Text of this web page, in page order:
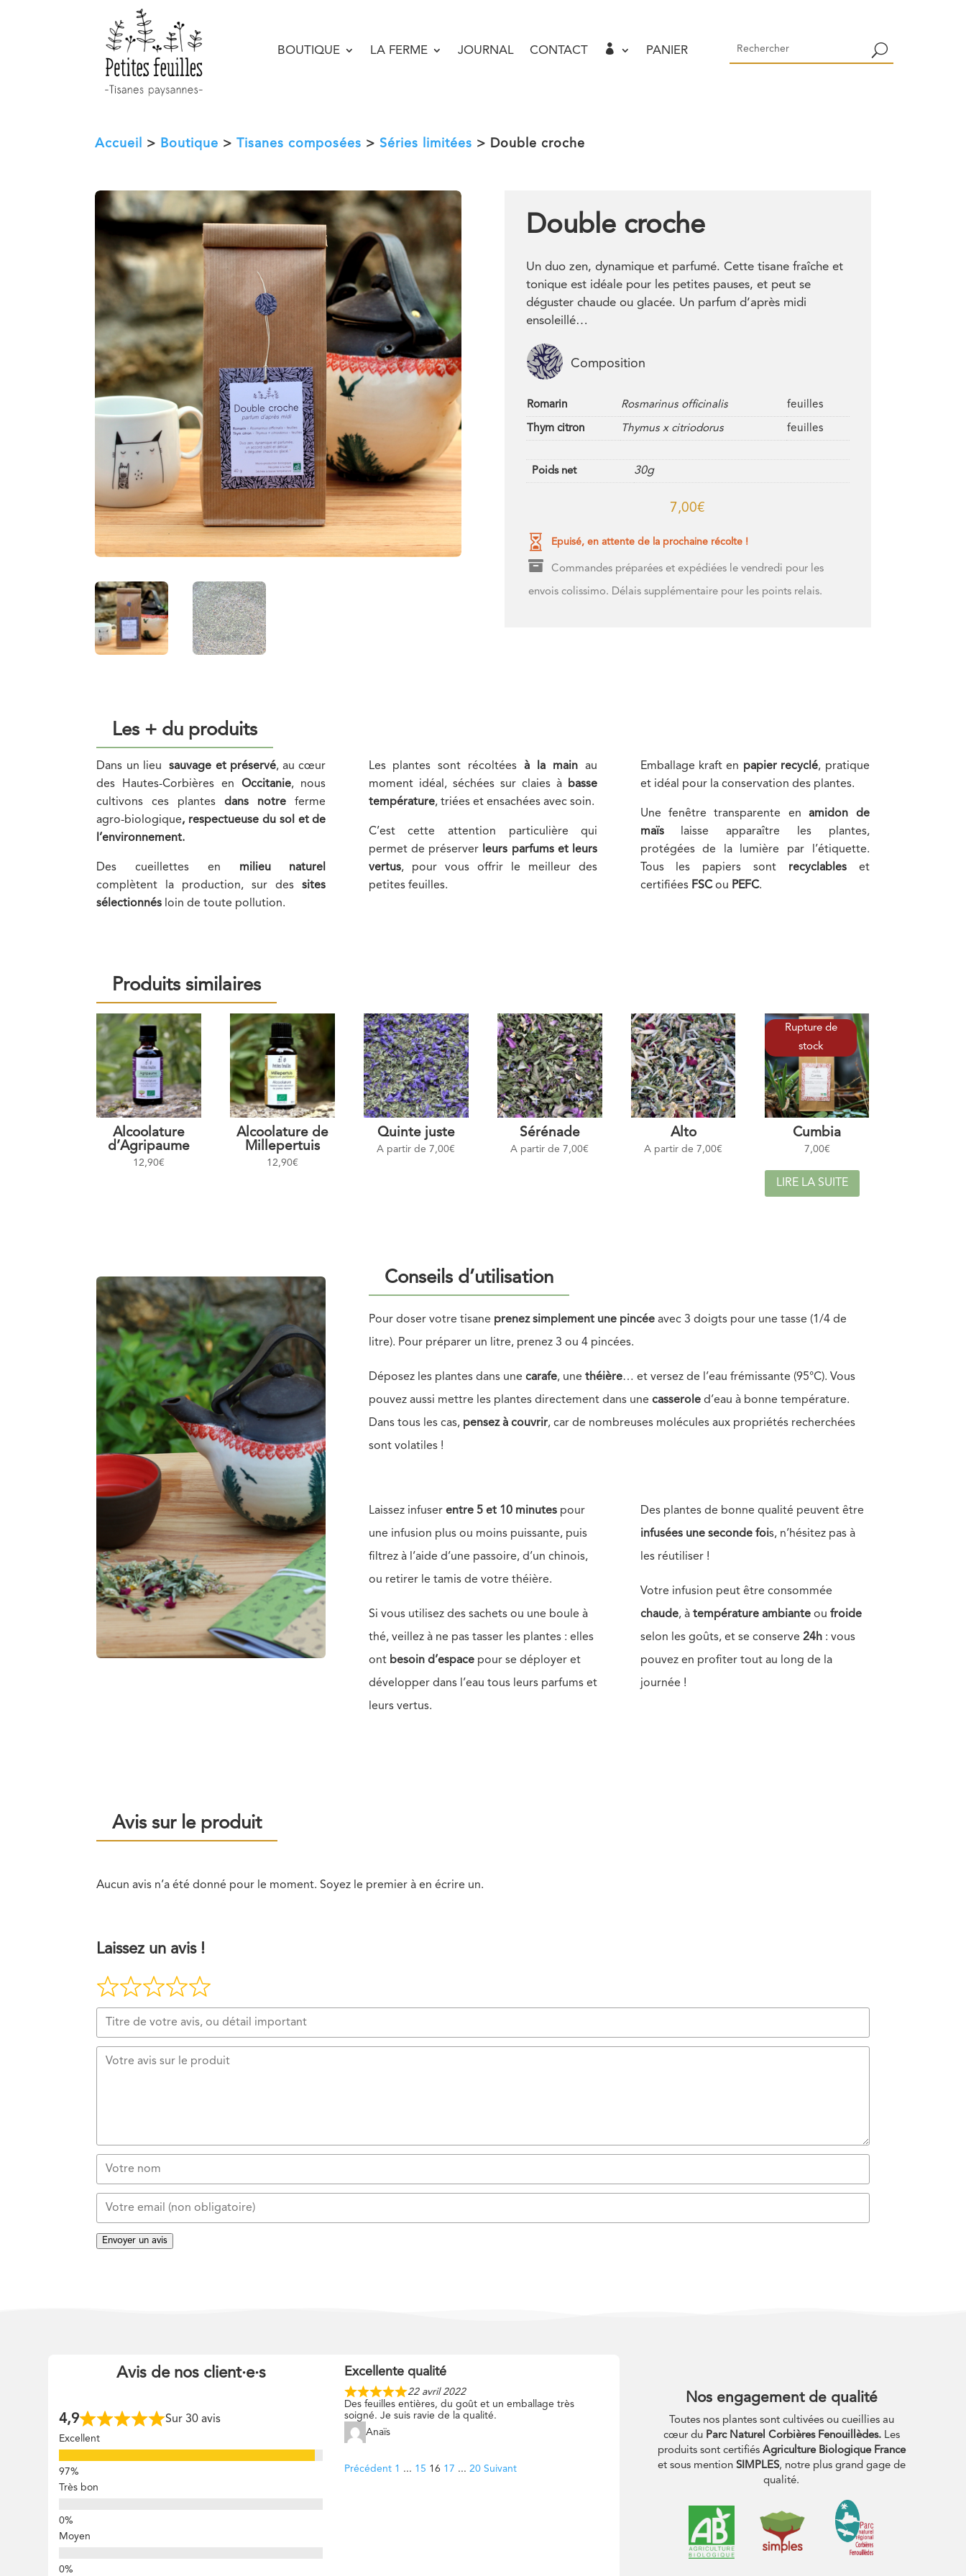
BOUTIQUE LA FERME JOURNAL CONTACT  PANIER
Accueil > Boutique > Tisanes composées > Séries limitées > Double croche
Double croche
Un duo zen, dynamique et parfumé. Cette tisane fraîche et
tonique est idéale pour les petites pauses, et peut se
déguster chaude ou glacée. Un parfum d’après midi
ensoleillé…
Composition
Romarin Rosmarinus officinalis feuilles
Thym citron Thymus x citriodorus feuilles
Poids net 30g
7,00€
 Epuisé, en attente de la prochaine récolte !
 Commandes préparées et expédiées le vendredi pour les
envois colissimo. Délais supplémentaire pour les points relais.
Les + du produits
Dans un lieusauvage et préservé, au cœur
des Hautes-Corbières en Occitanie, nous
cultivons ces plantesdans notreferme
agro-biologique, respectueuse du sol et de
l’environnement.
Des cueillettes en milieu naturel
complètent la production, sur dessites
sélectionnés loin de toute pollution.
Les plantes sont récoltéesà la mainau
moment idéal, séchées sur claies à basse
température, triées et ensachées avec soin.
C’est cette attention particulière qui
permet de préserver leurs parfums et leurs
vertus, pour vous offrir le meilleur des
petites feuilles.
Emballage kraft en papier recyclé, pratique
et idéal pour la conservation des plantes.
Une fenêtre transparente enamidon de
maïslaisse apparaître les plantes,
protégées de la lumière par l’étiquette.
Tous les papiers sont recyclableset
certifiées FSCou PEFC.
Produits similaires
Alcoolature
d’Agripaume
12,90€
Alcoolature de
Millepertuis
12,90€
Quinte juste
A partir de 7,00€
Sérénade
A partir de 7,00€
Alto
A partir de 7,00€
Cumbia
7,00€
LIRE LA SUITE
Conseils d’utilisation
Pour doser votre tisane prenez simplement une pincéeavec 3 doigts pour une tasse (1/4 de
litre). Pour préparer un litre, prenez 3 ou 4 pincées.
Déposez les plantes dans une carafe, une théière… et versez de l’eau frémissante (95°C). Vous
pouvez aussi mettre les plantes directement dans une casseroled’eau à bonne température.
Dans tous les cas, pensez à couvrir, car de nombreuses molécules aux propriétés recherchées
sont volatiles !
Laissez infuser entre 5 et 10 minutespour
une infusion plus ou moins puissante, puis
filtrez à l’aide d’une passoire, d’un chinois,
ou retirer le tamis de votre théière.
Si vous utilisez des sachets ou une boule à
thé, veillez à ne pas tasser les plantes : elles
ont besoin d’espacepour se déployer et
développer dans l’eau tous leurs parfums et
leurs vertus.
Des plantes de bonne qualité peuvent être
infusées une seconde fois, n’hésitez pas à
les réutiliser !
Votre infusion peut être consommée
chaude, à température ambianteou froide
selon les goûts, et se conserve 24h: vous
pouvez en profiter tout au long de la
journée !
Avis sur le produit
Aucun avis n’a été donné pour le moment. Soyez le premier à en écrire un.
Laissez un avis !
Envoyer un avis
Avis de nos client·e·s
4,9 Sur 30 avis
Excellent
Très bon
Moyen
Excellente qualité
22 avril 2022
Des feuilles entières, du goût et un emballage très
soigné. Je suis ravie de la qualité.
Anaïs
Navigation
Précédent Page
1 ... Page
15 Page
16 Page
17 ... Page
20 Suivant
Nos engagement de qualité
Toutes nos plantes sont cultivées ou cueillies au
cœur du Parc Naturel Corbières Fenouillèdes.Les
produits sont certifiésAgriculture Biologique France
et sous mention SIMPLES, notre plus grand gage de
qualité.